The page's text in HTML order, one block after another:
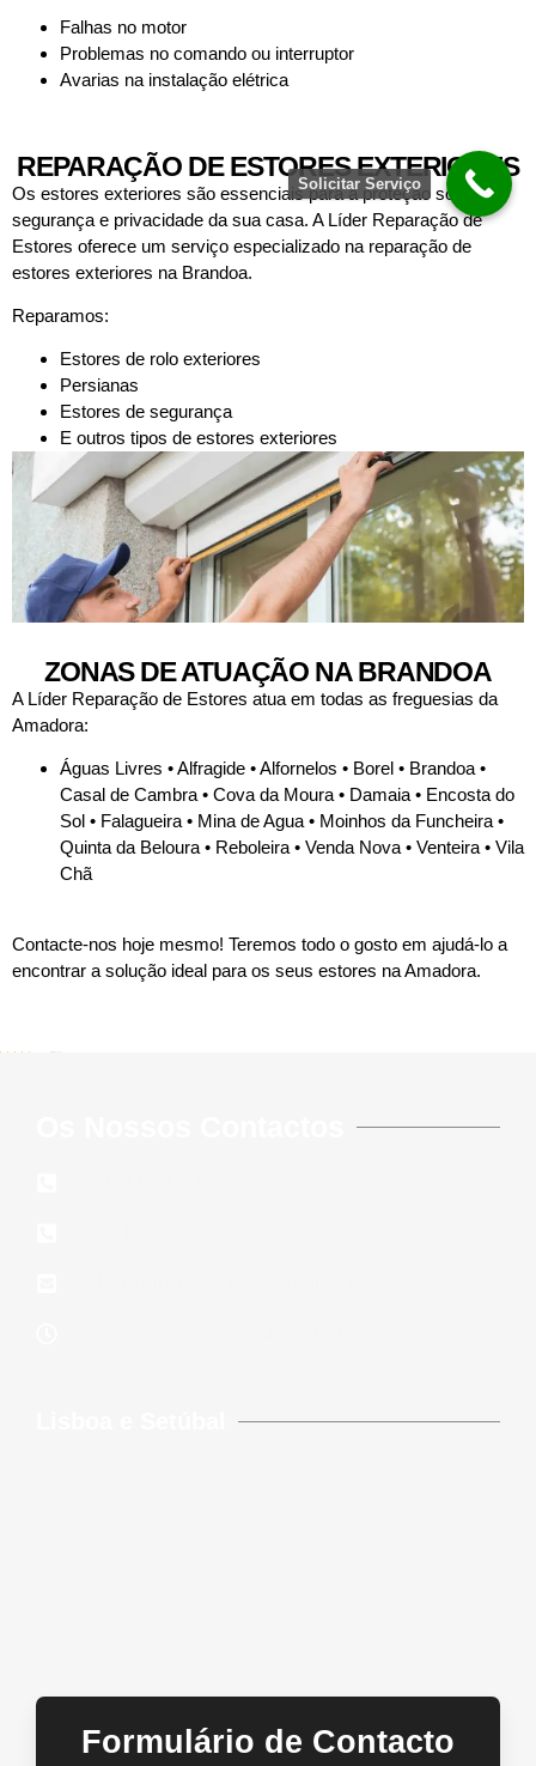
Falhas no motor
Problemas no comando ou interruptor
Avarias na instalação elétrica
REPARAÇÃO DE ESTORES EXTERIORES
Os estores exteriores são essenciais para a proteção solar,
segurança e privacidade da sua casa. A Líder Reparação de
Estores oferece um serviço especializado na reparação de
estores exteriores na Brandoa.
Reparamos:
Estores de rolo exteriores
Persianas
Estores de segurança
E outros tipos de estores exteriores
ZONAS DE ATUAÇÃO NA BRANDOA
A Líder Reparação de Estores atua em todas as freguesias da
Amadora:
Águas Livres • Alfragide • Alfornelos • Borel • Brandoa •
Casal de Cambra • Cova da Moura • Damaia • Encosta do
Sol • Falagueira • Mina de Agua • Moinhos da Funcheira •
Quinta da Beloura • Reboleira • Venda Nova • Venteira • Vila
Chã
Contacte-nos hoje mesmo! Teremos todo o gosto em ajudá-lo a
encontrar a solução ideal para os seus estores na Amadora.
Formulário de Contacto
Solicitar Serviço